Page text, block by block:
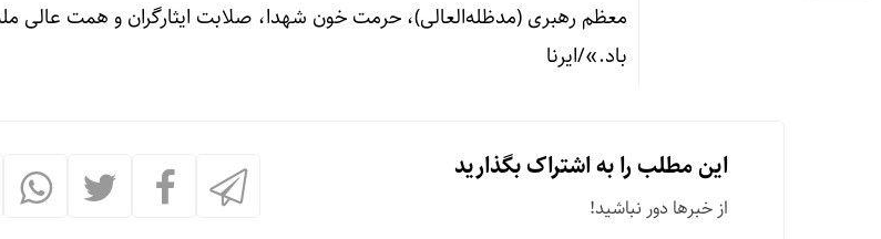
معظم رهبری (مدظله‌العالی)، حرمت خون شهدا، صلابت ایثارگران و همت عالی
باد.»/ایرنا
این مطلب را به اشتراک بگذارید
از خبرها دور نباشید!